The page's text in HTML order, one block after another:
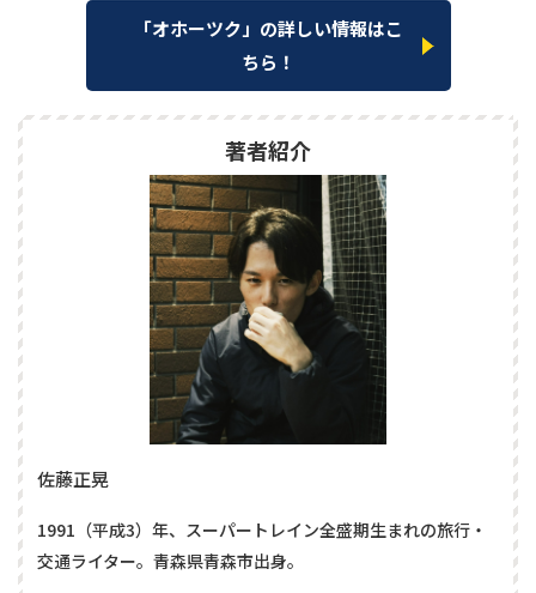
「オホーツク」の詳しい情報はこ
ちら！
著者紹介
佐藤正晃
1991（平成3）年、スーパートレイン全盛期生まれの旅行・
交通ライター。青森県青森市出身。